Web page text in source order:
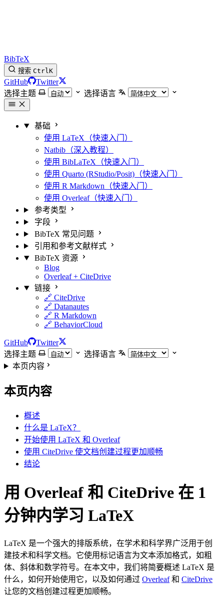
BibTeX
搜索 CtrlK
GitHub
Twitter
选择主题
选择语言
基础
使用 LaTeX（快速入门）
Natbib（深入教程）
使用 BibLaTeX（快速入门）
使用 Quarto (RStudio/Posit)（快速入门）
使用 R Markdown（快速入门）
使用 Overleaf（快速入门）
参考类型
字段
BibTeX 常见问题
引用和参考文献样式
BibTeX 资源
Blog
Overleaf + CiteDrive
链接
🔗 CiteDrive
🔗 Datanautes
🔗 R Markdown
🔗 BehaviorCloud
GitHub
Twitter
选择主题
选择语言
本页内容
本页内容
概述
什么是 LaTeX？
开始使用 LaTeX 和 Overleaf
使用 CiteDrive 使文档创建过程更加顺畅
结论
用 Overleaf 和 CiteDrive 在 1
分钟内学习 LaTeX
LaTeX 是一个强大的排版系统，在学术和科学界广泛用于创
建技术和科学文档。它使用标记语言为文本添加格式，如粗
体、斜体和数学符号。在本文中，我们将简要概述 LaTeX 是
什么，如何开始使用它，以及如何通过 Overleaf和 CiteDrive
让您的文档创建过程更加顺畅。